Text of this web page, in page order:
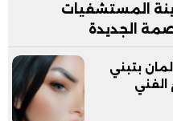
المستشفيات
الجديدة
بتبني
الفني